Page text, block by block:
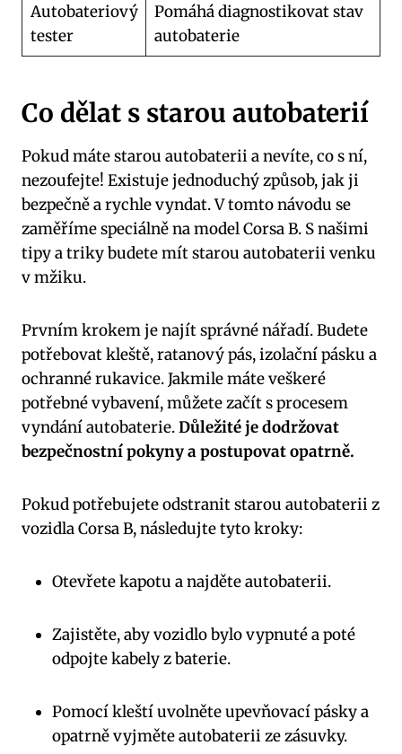
Autobateriový
tester
Pomáhá diagnostikovat stav
autobaterie
Co dělat s starou autobaterií
Pokud máte starou autobaterii a nevíte, co s ní,
nezoufejte! Existuje jednoduchý způsob, jak ji
bezpečně a rychle vyndat. V tomto návodu se
zaměříme speciálně na model Corsa B. S našimi
tipy a triky budete mít starou autobaterii venku
v mžiku.
Prvním krokem je najít správné nářadí. Budete
potřebovat kleště, ratanový pás, izolační pásku a
ochranné rukavice. Jakmile máte veškeré
potřebné vybavení, můžete začít s procesem
vyndání autobaterie.Důležité je dodržovat
bezpečnostní pokyny a postupovat opatrně.
Pokud potřebujete odstranit starou autobaterii z
vozidla Corsa B, následujte tyto kroky:
Otevřete kapotu a najděte autobaterii.
Zajistěte, aby vozidlo bylo vypnuté a poté
odpojte kabely z baterie.
Pomocí kleští uvolněte upevňovací pásky a
opatrně vyjměte autobaterii ze zásuvky.